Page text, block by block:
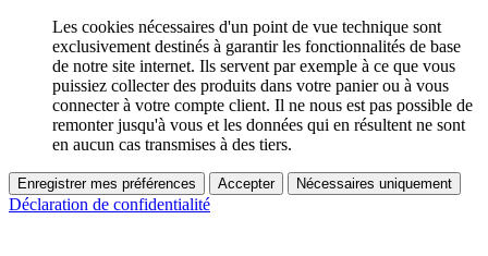
Les cookies nécessaires d'un point de vue technique sont
exclusivement destinés à garantir les fonctionnalités de base
de notre site internet. Ils servent par exemple à ce que vous
puissiez collecter des produits dans votre panier ou à vous
connecter à votre compte client. Il ne nous est pas possible de
remonter jusqu'à vous et les données qui en résultent ne sont
en aucun cas transmises à des tiers.
Enregistrer mes préférences Accepter Nécessaires uniquement
Déclaration de confidentialité